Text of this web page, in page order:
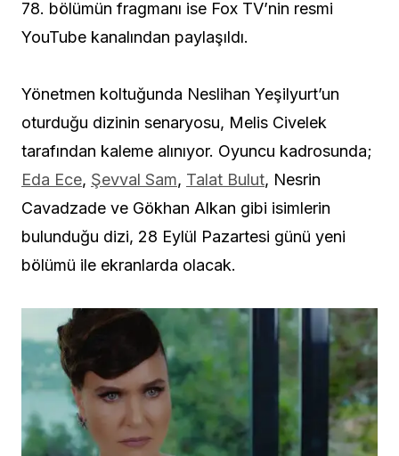
78. bölümün fragmanı ise Fox TV’nin resmi
YouTube kanalından paylaşıldı.
Yönetmen koltuğunda Neslihan Yeşilyurt’un
oturduğu dizinin senaryosu, Melis Civelek
tarafından kaleme alınıyor. Oyuncu kadrosunda;
Eda Ece, Şevval Sam, Talat Bulut, Nesrin
Cavadzade ve Gökhan Alkan gibi isimlerin
bulunduğu dizi, 28 Eylül Pazartesi günü yeni
bölümü ile ekranlarda olacak.